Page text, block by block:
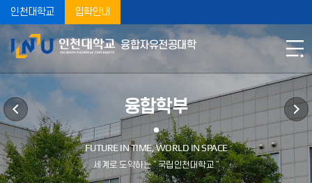
인천대학교 입학안내
융합자유전공대학
융합학부